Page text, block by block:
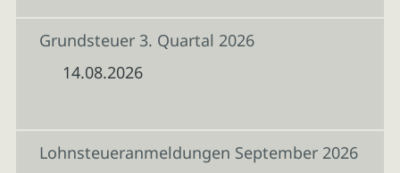
Grundsteuer 3. Quartal 2026
14.08.2026
Lohnsteueranmeldungen September 2026